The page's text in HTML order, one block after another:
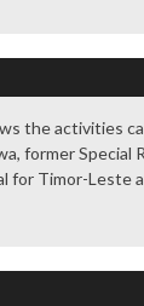
the activities
former
for Timor-Leste